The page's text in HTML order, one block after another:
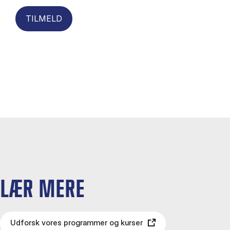
TILMELD
LÆR MERE
Udforsk vores programmer og kurser